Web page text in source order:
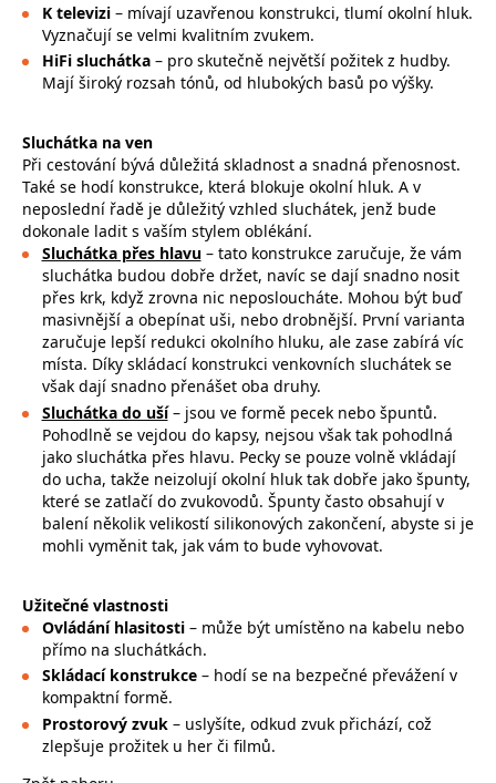
K televizi– mívají uzavřenou konstrukci, tlumí okolní hluk.
Vyznačují se velmi kvalitním zvukem.
HiFi sluchátka– pro skutečně největší požitek z hudby.
Mají široký rozsah tónů, od hlubokých basů po výšky.
Sluchátka na ven
Při cestování bývá důležitá skladnost a snadná přenosnost.
Také se hodí konstrukce, která blokuje okolní hluk. A v
neposlední řadě je důležitý vzhled sluchátek, jenž bude
dokonale ladit s vaším stylem oblékání.
Sluchátka přes hlavu– tato konstrukce zaručuje, že vám
sluchátka budou dobře držet, navíc se dají snadno nosit
přes krk, když zrovna nic neposloucháte. Mohou být buď
masivnější a obepínat uši, nebo drobnější. První varianta
zaručuje lepší redukci okolního hluku, ale zase zabírá víc
místa. Díky skládací konstrukci venkovních sluchátek se
však dají snadno přenášet oba druhy.
Sluchátka do uší– jsou ve formě pecek nebo špuntů.
Pohodlně se vejdou do kapsy, nejsou však tak pohodlná
jako sluchátka přes hlavu. Pecky se pouze volně vkládají
do ucha, takže neizolují okolní hluk tak dobře jako špunty,
které se zatlačí do zvukovodů. Špunty často obsahují v
balení několik velikostí silikonových zakončení, abyste si je
mohli vyměnit tak, jak vám to bude vyhovovat.
Užitečné vlastnosti
Ovládání hlasitosti– může být umístěno na kabelu nebo
přímo na sluchátkách.
Skládací konstrukce– hodí se na bezpečné převážení v
kompaktní formě.
Prostorový zvuk– uslyšíte, odkud zvuk přichází, což
zlepšuje prožitek u her či filmů.